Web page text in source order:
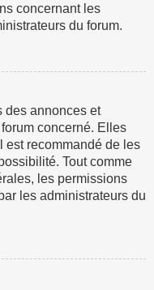
concernant les
du forum.
des annonces et
concerné. Elles
est recommandé de les
Tout comme
les permissions
les administrateurs du